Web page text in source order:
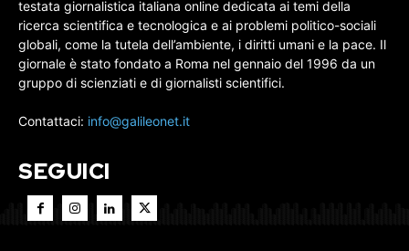
testata giornalistica italiana online dedicata ai temi della
ricerca scientifica e tecnologica e ai problemi politico-sociali
globali, come la tutela dell’ambiente, i diritti umani e la pace. Il
giornale è stato fondato a Roma nel gennaio del 1996 da un
gruppo di scienziati e di giornalisti scientifici.
Contattaci: info@galileonet.it
SEGUICI